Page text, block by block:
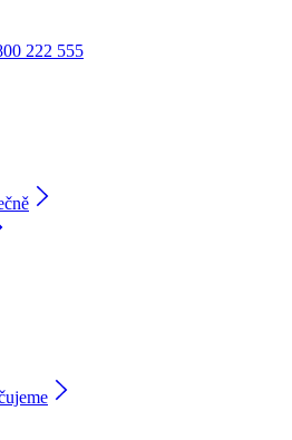
222 555